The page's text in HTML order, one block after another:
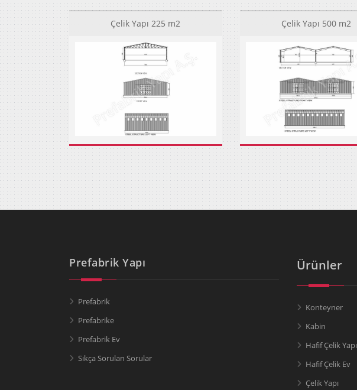
Çelik Yapı 225 m2 Çelik Yapı 500 m2
Prefabrik Yapı
Prefabrik
Prefabrike
Prefabrik Ev
Sıkça Sorulan Sorular
Ürünler
Konteyner
Kabin
Hafif Çelik Yapı
Hafif Çelik Ev
Çelik Yapı